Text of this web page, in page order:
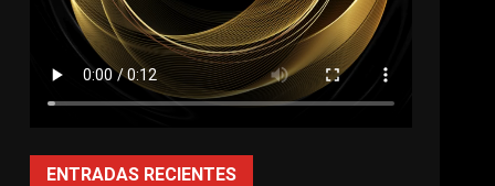
ENTRADAS RECIENTES